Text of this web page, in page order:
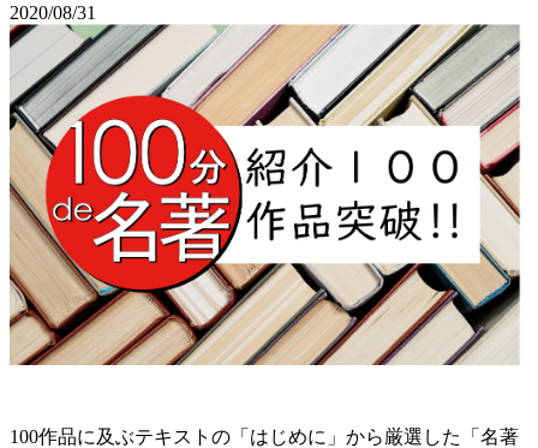
2020/08/31
100作品に及ぶテキストの「はじめに」から厳選した「名著